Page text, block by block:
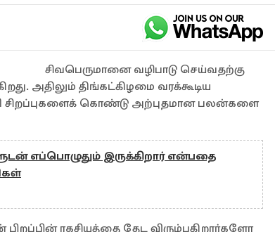
சிவபெருமானை வழிபாடு செய்வதற்கு
அதிலும் திங்கட்கிழமை வரக்கூடிய
சிறப்புகளைக் கொண்டு அற்புதமான பலன்களை
எப்பொழுதும் இருக்கிறார் என்பதை
ரகசியத்தை தேட விரும்புகிறார்களோ